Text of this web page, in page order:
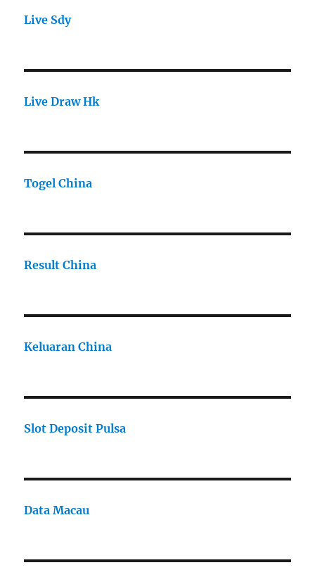
Live Sdy
Live Draw Hk
Togel China
Result China
Keluaran China
Slot Deposit Pulsa
Data Macau